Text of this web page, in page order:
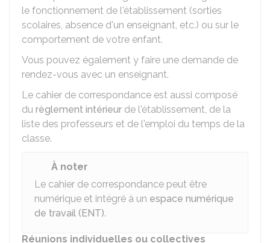
le fonctionnement de l'établissement (sorties
scolaires, absence d'un enseignant, etc.) ou sur le
comportement de votre enfant.
Vous pouvez également y faire une demande de
rendez-vous avec un enseignant.
Le cahier de correspondance est aussi composé
du règlement intérieur de l'établissement, de la
liste des professeurs et de l'emploi du temps de la
classe.
À noter
Le cahier de correspondance peut être
numérique et intégré à un espace numérique
de travail (ENT).
Réunions individuelles ou collectives